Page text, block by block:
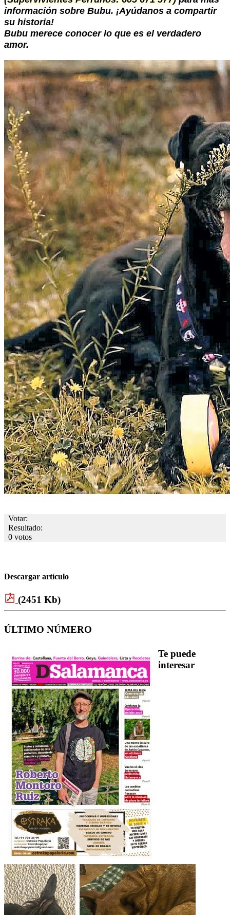
información sobre Bubu. ¡Ayúdanos a compartir
su historia!
Bubu merece conocer lo que es el verdadero
amor.
Votar:
Resultado:
0 votos
Descargar artículo
(2451 Kb)
ÚLTIMO NÚMERO
Te puede
interesar